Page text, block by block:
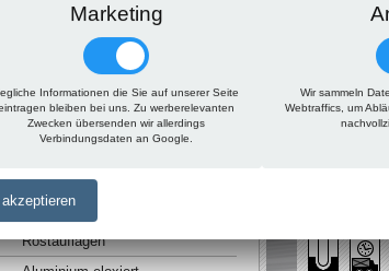
Beschreibung Zu diesem Artikel passt
300 mm
1500 mm
Rostauflagen
Marketing
Informationen die Sie auf unserer Seite
bleiben bei uns. Zu werberelevanten
Zwecken übersenden wir allerdings
Verbindungsdaten an Google.
Wir sammeln
Webtraffics, um